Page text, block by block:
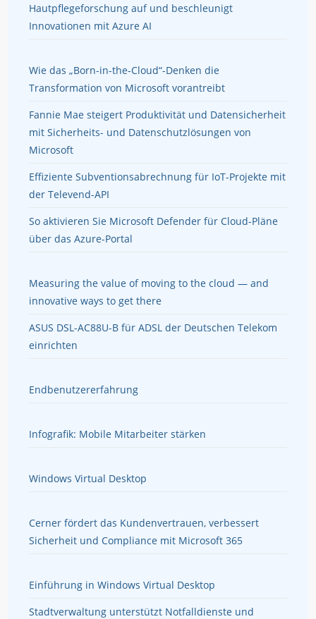
Hautpflegeforschung auf und beschleunigt
Innovationen mit Azure AI
Wie das „Born-in-the-Cloud“-Denken die
Transformation von Microsoft vorantreibt
Fannie Mae steigert Produktivität und Datensicherheit
mit Sicherheits- und Datenschutzlösungen von
Microsoft
Effiziente Subventionsabrechnung für IoT-Projekte mit
der Televend-API
So aktivieren Sie Microsoft Defender für Cloud-Pläne
über das Azure-Portal
Measuring the value of moving to the cloud — and
innovative ways to get there
ASUS DSL-AC88U-B für ADSL der Deutschen Telekom
einrichten
Endbenutzererfahrung
Infografik: Mobile Mitarbeiter stärken
Windows Virtual Desktop
Cerner fördert das Kundenvertrauen, verbessert
Sicherheit und Compliance mit Microsoft 365
Einführung in Windows Virtual Desktop
Stadtverwaltung unterstützt Notfalldienste und